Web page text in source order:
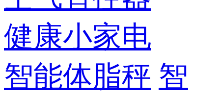
健康小家电
智能体脂秤 智